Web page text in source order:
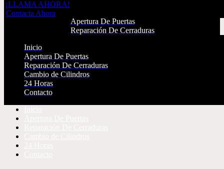
Apertura De Puertas
Reparación De Cerraduras
Contacto
¡LLAMA AHORA!
Contacta Ahora
¡LLAMA AHORA!
Contacta Ahora
Inicio
Apertura De Puertas
Reparación De Cerraduras
Cambio de Cilindros
24 Horas
Contacto